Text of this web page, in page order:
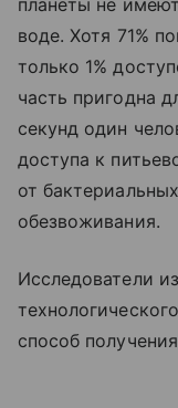
воде. Хотя 71%
только 1%
часть пригодна
секунд один
доступа к
от
обезвоживания.
Исследователи
способ